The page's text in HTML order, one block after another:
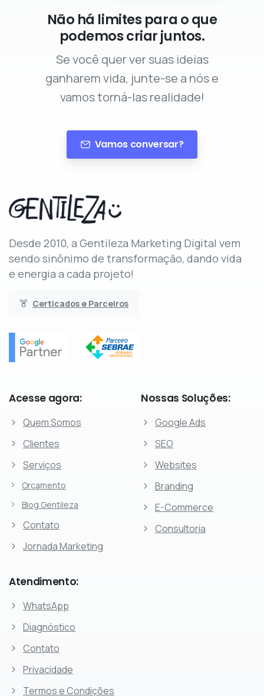
Não há limites para o que
podemos criar juntos.
Se você quer ver suas ideias
ganharem vida, junte-se a nós e
vamos torná-las realidade!
Vamos conversar?
Desde 2010, a Gentileza Marketing Digital vem
sendo sinônimo de transformação, dando vida
e energia a cada projeto!
Certicados e Parceiros
Acesse agora:
Quem Somos
Clientes
Serviços
Orçamento
Blog Gentileza
Contato
Jornada Marketing
Nossas Soluções:
Google Ads
SEO
Websites
Branding
E-Commerce
Consultoria
Atendimento:
WhatsApp
Diagnóstico
Contato
Privacidade
Termos e Condições